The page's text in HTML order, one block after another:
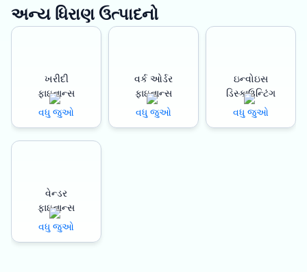
અન્ય ધિરાણ ઉત્પાદનો
ખરીદી
ફાઇનાન્સ
વધુ જુઓ
વર્ક ઓર્ડર
ફાઇનાન્સ
વધુ જુઓ
ઇન્વોઇસ
ડિસ્કાઉન્ટિંગ
વધુ જુઓ
વેન્ડર
ફાઇનાન્સ
વધુ જુઓ